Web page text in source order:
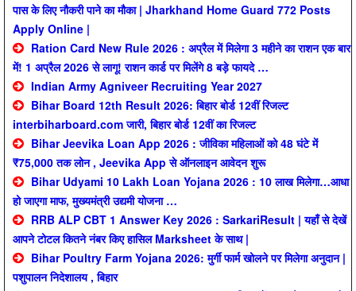
पास के लिए नौकरी पाने का मौका | Jharkhand Home Guard 772 Posts
Apply Online |
Ration Card New Rule 2026 : अप्रैल में मिलेगा 3 महीने का राशन एक बार
में! 1 अप्रैल 2026 से लागू! राशन कार्ड पर मिलेंगे 8 बड़े फायदे …
Indian Army Agniveer Recruiting Year 2027
Bihar Board 12th Result 2026: बिहार बोर्ड 12वीं रिजल्ट
interbiharboard.com जारी, बिहार बोर्ड 12वीं का रिजल्ट
Bihar Jeevika Loan App 2026 : जीविका महिलाओं को 48 घंटे में
₹75,000 तक लोन , Jeevika App से ऑनलाइन आवेदन शुरू
Bihar Udyami 10 Lakh Loan Yojana 2026 : 10 लाख मिलेगा…आधा
हो जाएगा माफ, मुख्यमंत्री उद्यमी योजना …
RRB ALP CBT 1 Answer Key 2026 : SarkariResult | यहाँ से देखें
आपने टोटल कितने नंबर किए हासिल Marksheet के साथ |
Bihar Poultry Farm Yojana 2026: मुर्गी फार्म खोलने पर मिलेगा अनुदान |
पशुपालन निदेशालय , बिहार